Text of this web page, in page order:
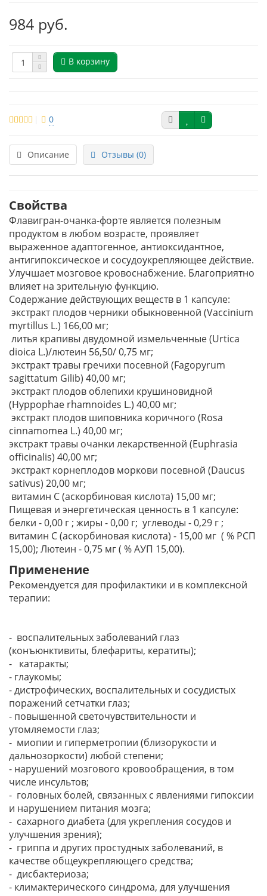
984 руб.
В корзину
0
Описание Отзывы (0)
Свойства
Флавигран-очанка-форте является полезным
продуктом в любом возрасте, проявляет
выраженное адаптогенное, антиоксидантное,
антигипоксическое и сосудоукрепляющее действие.
Улучшает мозговое кровоснабжение. Благоприятно
влияет на зрительную функцию.
Содержание действующих веществ в 1 капсуле:
экстракт плодов черники обыкновенной (Vaccinium
myrtillus L.) 166,00 мг;
литья крапивы двудомной измельченные (Urtica
dioica L.)/лютеин 56,50/ 0,75 мг;
экстракт травы гречихи посевной (Fagopyrum
sagittatum Gilib) 40,00 мг;
экстракт плодов облепихи крушиновидной
(Hyppophae rhamnoides L.) 40,00 мг;
экстракт плодов шиповника коричного (Rosa
cinnamomea L.) 40,00 мг;
экстракт травы очанки лекарственной (Euphrasia
officinalis) 40,00 мг;
экстракт корнеплодов моркови посевной (Daucus
sativus) 20,00 мг;
витамин С (аскорбиновая кислота) 15,00 мг;
Пищевая и энергетическая ценность в 1 капсуле:
белки - 0,00 г ; жиры - 0,00 г; углеводы - 0,29 г ;
витамин С (аскорбиновая кислота) - 15,00 мг ( % РСП
15,00); Лютеин - 0,75 мг ( % АУП 15,00).
Применение
Рекомендуется для профилактики и в комплексной
терапии:
- воспалительных заболеваний глаз
(конъюнктивиты, блефариты, кератиты);
- катаракты;
- глаукомы;
- дистрофических, воспалительных и сосудистых
поражений сетчатки глаз;
- повышенной светочувствительности и
утомляемости глаз;
- миопии и гиперметропии (близорукости и
дальнозоркости) любой степени;
- нарушений мозгового кровообращения, в том
числе инсультов;
- головных болей, связанных с явлениями гипоксии
и нарушением питания мозга;
- сахарного диабета (для укрепления сосудов и
улучшения зрения);
- гриппа и других простудных заболеваний, в
качестве общеукрепляющего средства;
- дисбактериоза;
- климактерического синдрома, для улучшения